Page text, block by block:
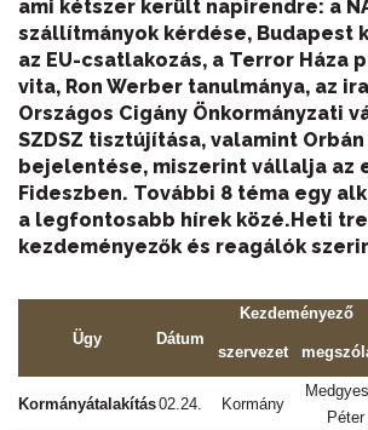
ami kétszer került napirendre: a
szállítmányok kérdése, Budapest
az EU-csatlakozás, a Terror Háza
vita, Ron Werber tanulmánya, az
Országos Cigány Önkormányzati
SZDSZ tisztújítása, valamint
bejelentése, miszerint vállalja az
Fideszben. További 8 téma egy
a legfontosabb hírek közé.Heti
kezdeményezők és reagálók
Ügy Dátum
Kezdeményező
szervezet
Kormányátalakítás02.24. Kormány
Péter